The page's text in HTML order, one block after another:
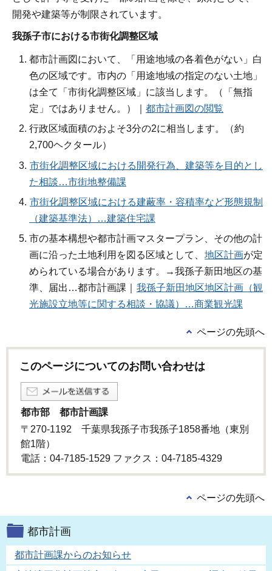
開発や建築等が制限されています。
我孫子市における市街化調整区域
都市計画図において、「用途地域の各着色がない」白
色の区域です。市内の「用途地域の指定のない土地」
は全て「市街化調整区域」に該当します。（「無指
定」ではありません。）｜ 都市計画図の閲覧
行政区域面積のおよそ3分の2に相当します。（約
2,700ヘクタール）
市街化調整区域における開発行為、建築等を目的とし
た相談…市街地整備課
市街化調整区域における建蔽率・容積率など形態規制
（建築基準法）…建築住宅課
市の基本構想や都市計画マスタープラン、その他の計
画に沿った土地利用を図る区域として、 地区計画が定
められている場合があります。→我孫子新田地区の基
準、届出…都市計画課｜ 我孫子新田地区地区計画（観
光施設立地等に関する相談・協議）…商業観光課
ページの先頭へ
このページについてのお問い合わせは
都市部 都市計画課
〒270-1192 千葉県我孫子市我孫子1858番地（東別
館1階）
電話：04-7185-1529 ファクス：04-7185-4329
ページの先頭へ
都市計画
都市計画課からのお知らせ